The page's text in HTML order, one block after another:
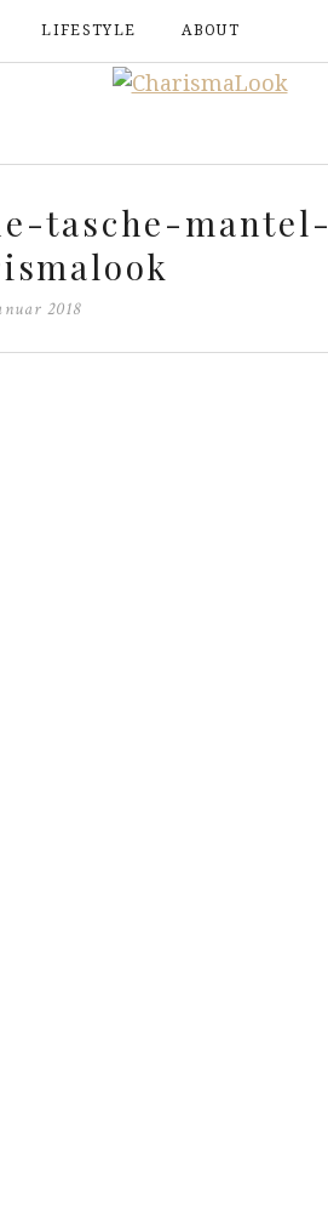
LIFESTYLE ABOUT
tasche-mantel-
2018